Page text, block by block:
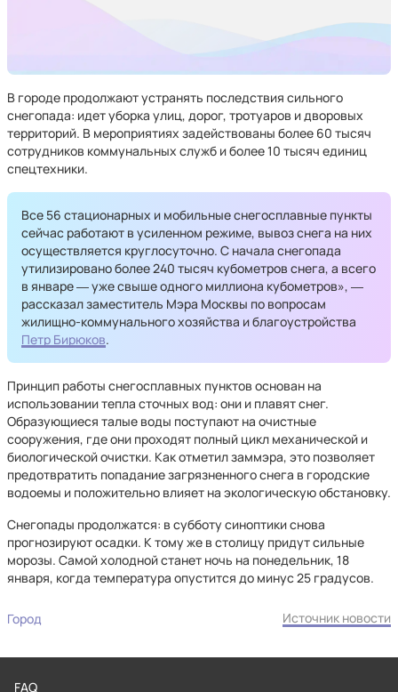
В городе продолжают устранять последствия сильного
снегопада: идет уборка улиц, дорог, тротуаров и дворовых
территорий. В мероприятиях задействованы более 60 тысяч
сотрудников коммунальных служб и более 10 тысяч единиц
спецтехники.
Все 56 стационарных и мобильные снегосплавные пункты
сейчас работают в усиленном режиме, вывоз снега на них
осуществляется круглосуточно. С начала снегопада
утилизировано более 240 тысяч кубометров снега, а всего
в январе ― уже свыше одного миллиона кубометров», ―
рассказал заместитель Мэра Москвы по вопросам
жилищно-коммунального хозяйства и благоустройства
Петр Бирюков.
Принцип работы снегосплавных пунктов основан на
использовании тепла сточных вод: они и плавят снег.
Образующиеся талые воды поступают на очистные
сооружения, где они проходят полный цикл механической и
биологической очистки. Как отметил заммэра, это позволяет
предотвратить попадание загрязненного снега в городские
водоемы и положительно влияет на экологическую обстановку.
Снегопады продолжатся: в субботу синоптики снова
прогнозируют осадки. К тому же в столицу придут сильные
морозы. Самой холодной станет ночь на понедельник, 18
января, когда температура опустится до минус 25 градусов.
Город Источник новости
FAQ